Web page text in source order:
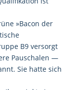
»Bacon der
B9 versorgt
Pauschalen —
Sie hatte sich